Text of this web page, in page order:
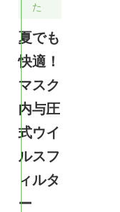
た
夏でも
快適！
マスク
内与圧
式ウイ
ルスフ
ィルタ
ー